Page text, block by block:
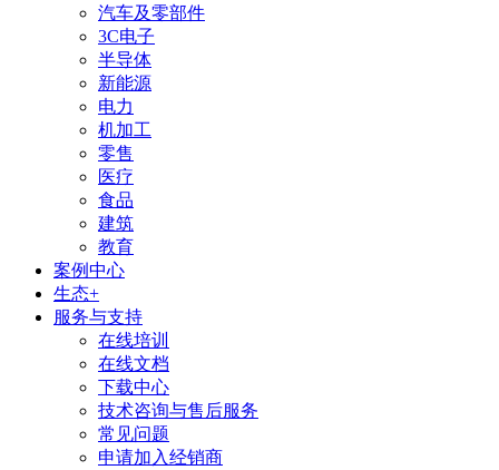
汽车及零部件
3C电子
半导体
新能源
电力
机加工
零售
医疗
食品
建筑
教育
案例中心
生态+
服务与支持
在线培训
在线文档
下载中心
技术咨询与售后服务
常见问题
申请加入经销商